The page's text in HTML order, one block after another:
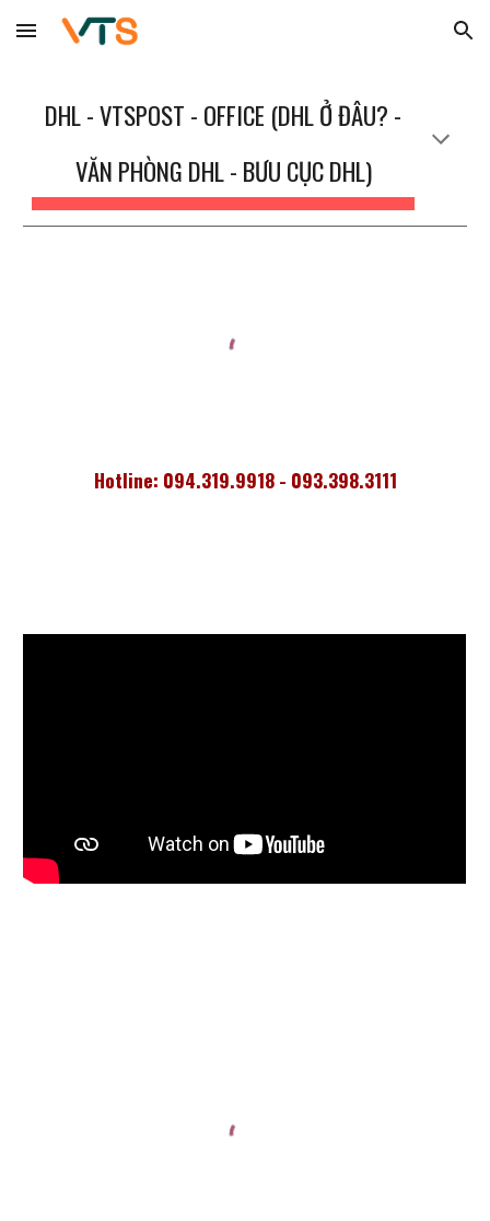
Skip to main content Skip to navigation
DHL - VTSPOST - OFFICE (DHL Ở ĐÂU? -
VĂN PHÒNG DHL - BƯU CỤC DHL)
Hotline: 094.319.9918 - 093.398.3111